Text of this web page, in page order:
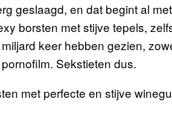
geslaagd, en dat begint al
borsten met stijve tepels,
keer hebben gezien,
Sekstieten dus.
met perfecte en stijve